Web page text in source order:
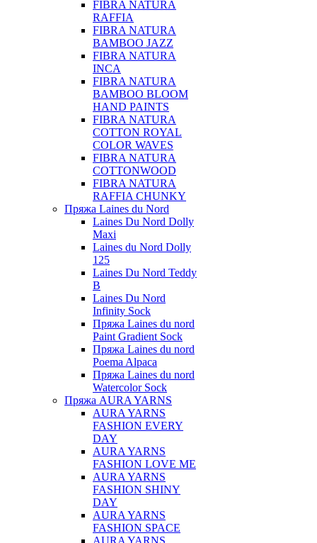
FIBRA NATURA
RAFFIA
FIBRA NATURA
BAMBOO JAZZ
FIBRA NATURA
INCA
FIBRA NATURA
BAMBOO BLOOM
HAND PAINTS
FIBRA NATURA
COTTON ROYAL
COLOR WAVES
FIBRA NATURA
COTTONWOOD
FIBRA NATURA
RAFFIA CHUNKY
Пряжа Laines du Nord
Laines Du Nord Dolly
Maxi
Laines du Nord Dolly
125
Laines Du Nord Teddy
B
Laines Du Nord
Infinity Sock
Пряжа Laines du nord
Paint Gradient Sock
Пряжа Laines du nord
Poema Alpaca
Пряжа Laines du nord
Watercolor Sock
Пряжа AURA YARNS
AURA YARNS
FASHION EVERY
DAY
AURA YARNS
FASHION LOVE ME
AURA YARNS
FASHION SHINY
DAY
AURA YARNS
FASHION SPACE
AURA YARNS